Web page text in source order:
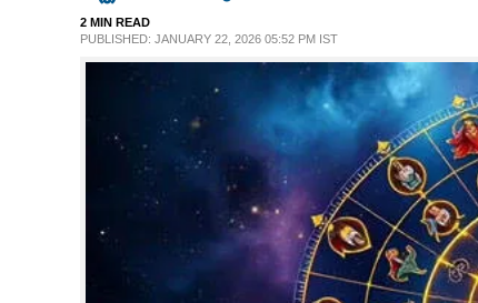
2 MIN READ
PUBLISHED: JANUARY 22, 2026 05:52 PM IST